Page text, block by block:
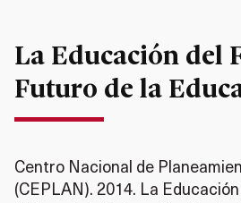
La Educación del
Futuro de la
Centro Nacional de
(CEPLAN). 2014. La